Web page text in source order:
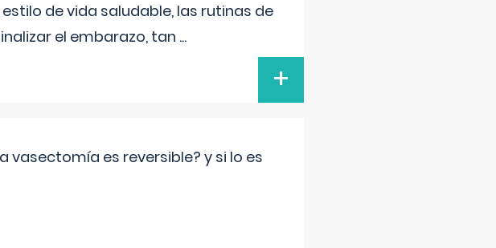
de vida saludable, las rutinas de
el embarazo, tan ...
+
vasectomía es reversible? y si lo es